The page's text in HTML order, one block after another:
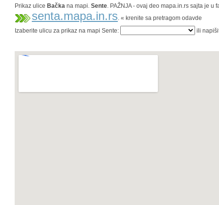
Prikaz ulice Bačka na mapi. Sente. PAŽNJA - ovaj deo mapa.in.rs sajta je
senta.mapa.in.rs. « krenite sa pretragom odavde
Izaberite ulicu za prikaz na mapi Sente:
ili